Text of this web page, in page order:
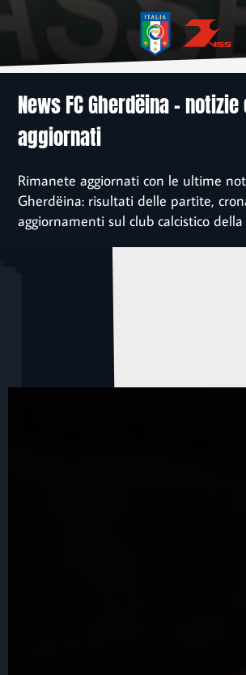
Associazione
Sponsor
Iscrizione
News FC Gherdëina –
aggiornati
Rimanete aggiornati con le ultime
Gherdëina: risultati delle partite,
aggiornamenti sul club calcistico